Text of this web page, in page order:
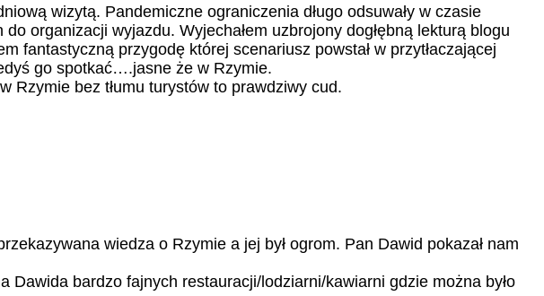
wizytą. Pandemiczne ograniczenia długo odsuwały w czasie
organizacji wyjazdu. Wyjechałem uzbrojony dogłębną lekturą blogu
fantastyczną przygodę której scenariusz powstał w przytłaczającej
go spotkać….jasne że w Rzymie.
Rzymie bez tłumu turystów to prawdziwy cud.
wiedza o Rzymie a jej był ogrom. Pan Dawid pokazał nam
bardzo fajnych restauracji/lodziarni/kawiarni gdzie można było